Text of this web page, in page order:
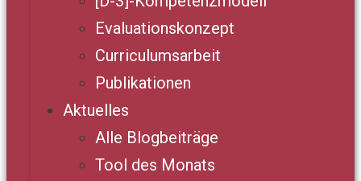
Evaluationskonzept
Curriculumsarbeit
Publikationen
Aktuelles
Alle Blogbeiträge
Tool des Monats